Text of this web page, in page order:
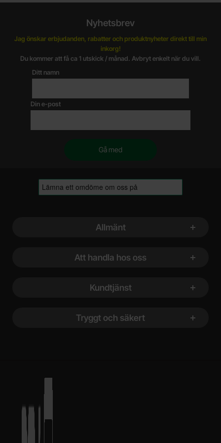
Nyhetsbrev
Jag önskar erbjudanden, rabatter och produktnyheter direkt till min
inkorg!
Du kommer att få ca 1 utskick / månad. Avbryt enkelt när du vill.
Ditt namn
Din e-post
Allmänt
Att handla hos oss
Kundtjänst
Tryggt och säkert